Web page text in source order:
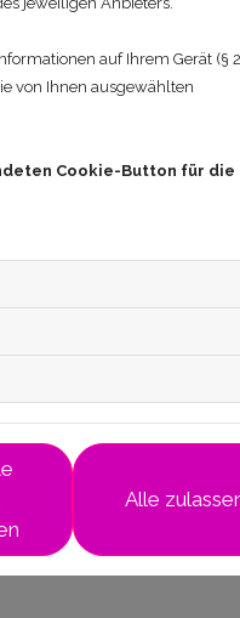
auf Ihrem Gerät (§
von Ihnen ausgewählten
Cookie-Button für die
Alle